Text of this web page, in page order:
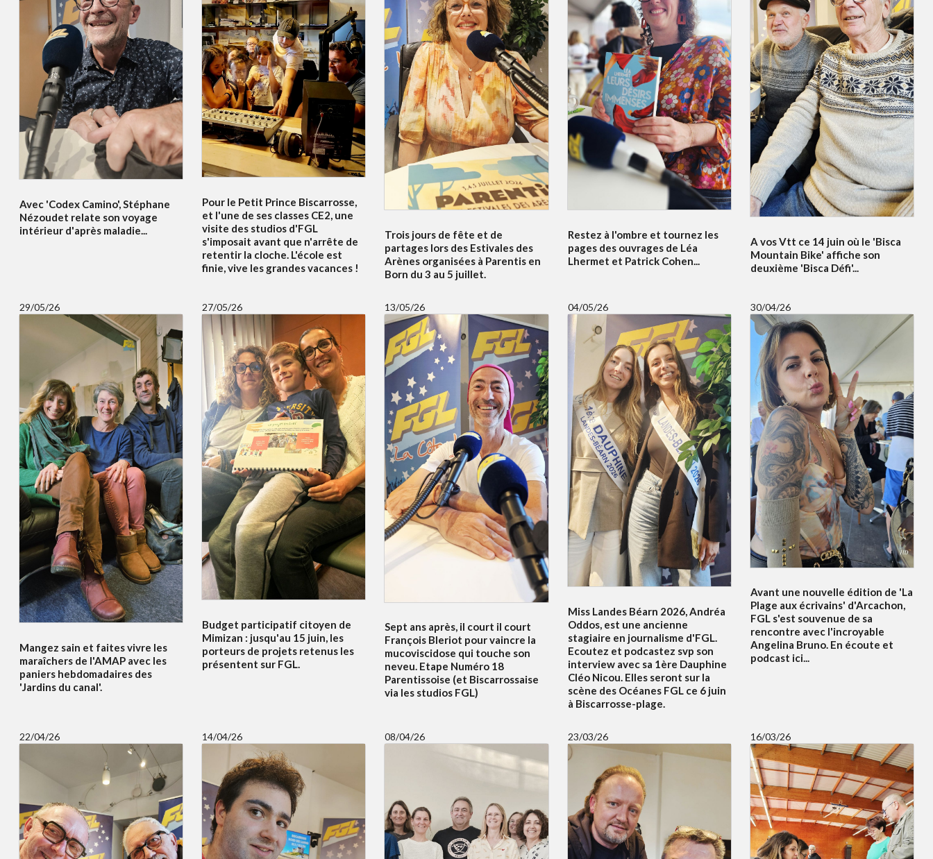
Avec 'Codex Camino', Stéphane
Nézoudet relate son voyage
intérieur d'après maladie...
Pour le Petit Prince Biscarrosse,
et l'une de ses classes CE2, une
visite des studios d'FGL
s'imposait avant que n'arrête de
retentir la cloche. L'école est
finie, vive les grandes vacances !
Trois jours de fête et de
partages lors des Estivales des
Arènes organisées à Parentis en
Born du 3 au 5 juillet.
Restez à l'ombre et tournez les
pages des ouvrages de Léa
Lhermet et Patrick Cohen...
A vos Vtt ce 14 juin où le 'Bisca
Mountain Bike' affiche son
deuxième 'Bisca Défi'...
29/05/26
Mangez sain et faites vivre les
maraîchers de l'AMAP avec les
paniers hebdomadaires des
'Jardins du canal'.
27/05/26
Budget participatif citoyen de
Mimizan : jusqu'au 15 juin, les
porteurs de projets retenus les
présentent sur FGL.
13/05/26
Sept ans après, il court il court
François Bleriot pour vaincre la
mucoviscidose qui touche son
neveu. Etape Numéro 18
Parentissoise (et Biscarrossaise
via les studios FGL)
04/05/26
Miss Landes Béarn 2026, Andréa
Oddos, est une ancienne
stagiaire en journalisme d'FGL.
Ecoutez et podcastez svp son
interview avec sa 1ère Dauphine
Cléo Nicou. Elles seront sur la
scène des Océanes FGL ce 6 juin
à Biscarrosse-plage.
30/04/26
Avant une nouvelle édition de 'La
Plage aux écrivains' d'Arcachon,
FGL s'est souvenue de sa
rencontre avec l'incroyable
Angelina Bruno. En écoute et
podcast ici...
22/04/26 14/04/26 08/04/26 23/03/26 16/03/26